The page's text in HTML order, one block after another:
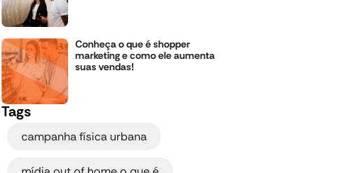
Conheça o que é shopper
marketing e como ele aumenta
suas vendas!
Tags
campanha física urbana